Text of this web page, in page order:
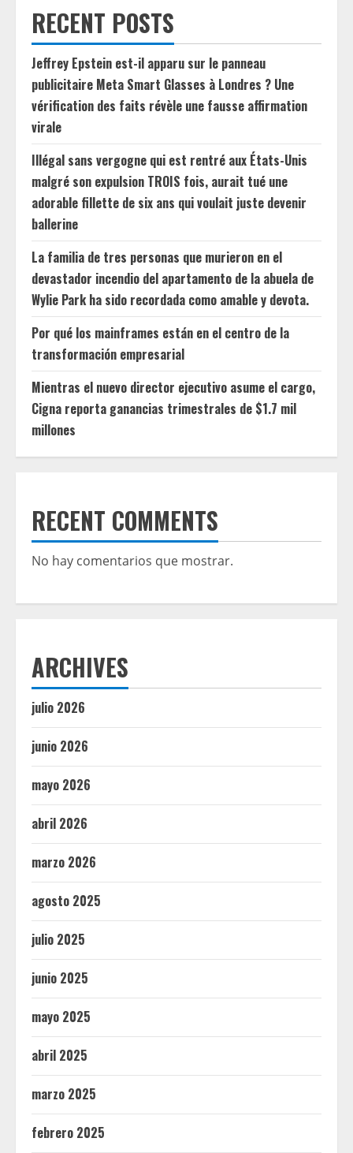
RECENT POSTS
Jeffrey Epstein est-il apparu sur le panneau
publicitaire Meta Smart Glasses à Londres ? Une
vérification des faits révèle une fausse affirmation
virale
Illégal sans vergogne qui est rentré aux États-Unis
malgré son expulsion TROIS fois, aurait tué une
adorable fillette de six ans qui voulait juste devenir
ballerine
La familia de tres personas que murieron en el
devastador incendio del apartamento de la abuela de
Wylie Park ha sido recordada como amable y devota.
Por qué los mainframes están en el centro de la
transformación empresarial
Mientras el nuevo director ejecutivo asume el cargo,
Cigna reporta ganancias trimestrales de $1.7 mil
millones
RECENT COMMENTS
No hay comentarios que mostrar.
ARCHIVES
julio 2026
junio 2026
mayo 2026
abril 2026
marzo 2026
agosto 2025
julio 2025
junio 2025
mayo 2025
abril 2025
marzo 2025
febrero 2025